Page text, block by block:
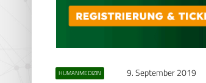
HUMANMEDIZIN 9. September 2019